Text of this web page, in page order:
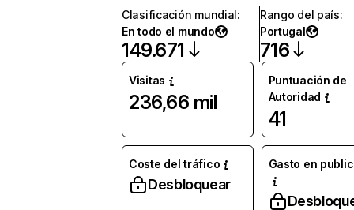
Clasificación mundial:
En todo el mundo
149.671
Rango del país:
Portugal
716
Visitas
236,66 mil
Puntuación de
Autoridad
41
Coste del tráfico
Desbloquear
Gasto en